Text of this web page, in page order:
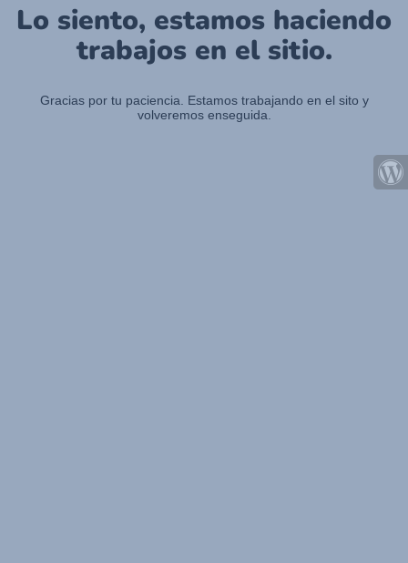
Lo siento, estamos haciendo
trabajos en el sitio.
Gracias por tu paciencia. Estamos trabajando en el sito y
volveremos enseguida.